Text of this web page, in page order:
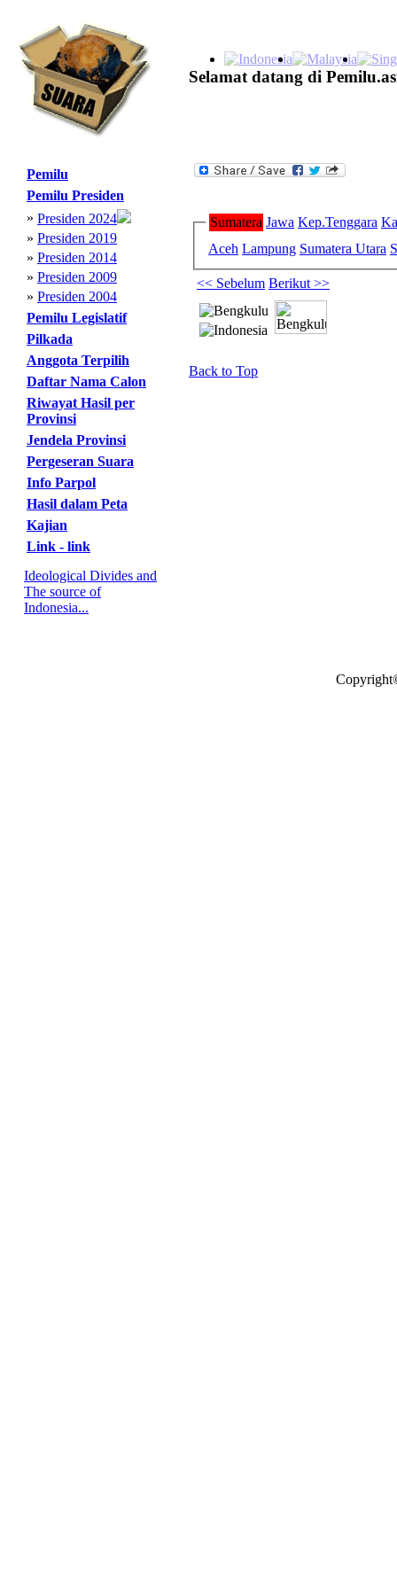
Selamat datang di
Pemilu
Pemilu Presiden
» Presiden 2024
» Presiden 2019
» Presiden 2014
» Presiden 2009
» Presiden 2004
Pemilu Legislatif
Pilkada
Anggota Terpilih
Daftar Nama Calon
Riwayat Hasil per
Provinsi
Jendela Provinsi
Pergeseran Suara
Info Parpol
Hasil dalam Peta
Kajian
Link - link
Ideological Divides and
The source of
Indonesia...
Sumatera Jawa Kep.Tenggara
Aceh Lampung Sumatera Utara
<< Sebelum Berikut >>
Back to Top